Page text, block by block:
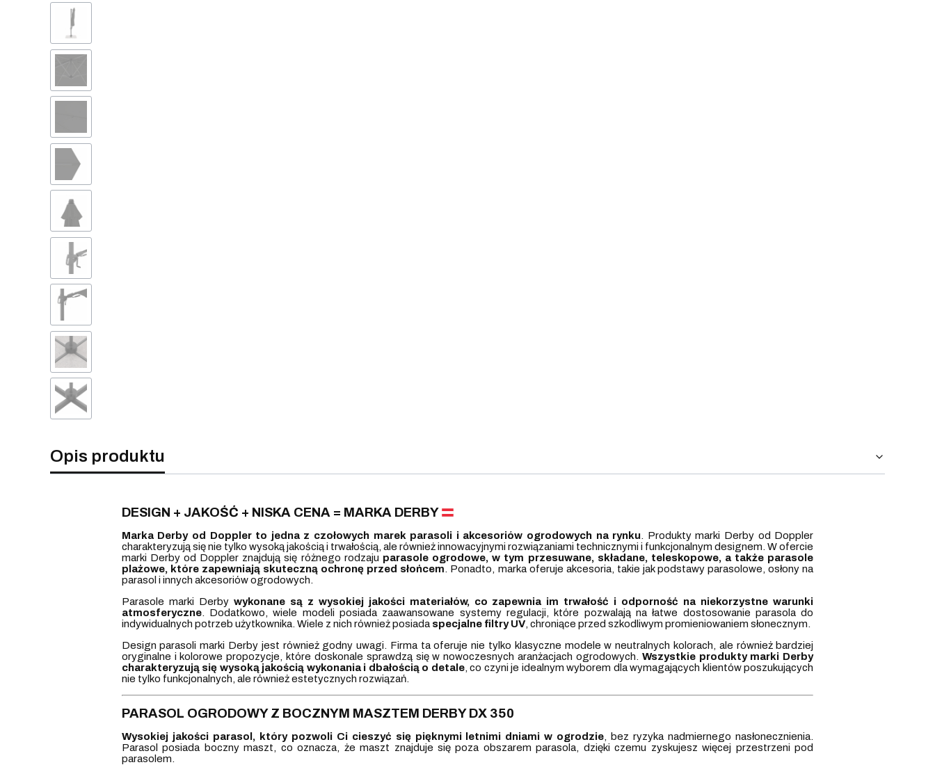
Opis produktu
DESIGN + JAKOŚĆ + NISKA CENA = MARKA DERBY
Marka Derby od Doppler to jedna z czołowych marek parasoli i akcesoriów ogrodowych na rynku . Produkty marki Derby od Doppler
charakteryzują się nie tylko wysoką jakością i trwałością, ale również innowacyjnymi rozwiązaniami technicznymi i funkcjonalnym designem. W ofercie
marki Derby od Doppler znajdują się różnego rodzaju parasole ogrodowe, w tym przesuwane, składane, teleskopowe, a także parasole
plażowe, które zapewniają skuteczną ochronę przed słońcem . Ponadto, marka oferuje akcesoria, takie jak podstawy parasolowe, osłony na
parasol i innych akcesoriów ogrodowych.
Parasole marki Derby wykonane są z wysokiej jakości materiałów, co zapewnia im trwałość i odporność na niekorzystne warunki
atmosferyczne. Dodatkowo, wiele modeli posiada zaawansowane systemy regulacji, które pozwalają na łatwe dostosowanie parasola do
indywidualnych potrzeb użytkownika. Wiele z nich również posiada specjalne filtry UV, chroniące przed szkodliwym promieniowaniem słonecznym.
Design parasoli marki Derby jest również godny uwagi. Firma ta oferuje nie tylko klasyczne modele w neutralnych kolorach, ale również bardziej
oryginalne i kolorowe propozycje, które doskonale sprawdzą się w nowoczesnych aranżacjach ogrodowych. Wszystkie produkty marki Derby
charakteryzują się wysoką jakością wykonania i dbałością o detale, co czyni je idealnym wyborem dla wymagających klientów poszukujących
nie tylko funkcjonalnych, ale również estetycznych rozwiązań.
PARASOL OGRODOWY Z BOCZNYM MASZTEM DERBY DX 350
Wysokiej jakości parasol, który pozwoli Ci cieszyć się pięknymi letnimi dniami w ogrodzie , bez ryzyka nadmiernego nasłonecznienia.
Parasol posiada boczny maszt, co oznacza, że maszt znajduje się poza obszarem parasola, dzięki czemu zyskujesz więcej przestrzeni pod
parasolem.